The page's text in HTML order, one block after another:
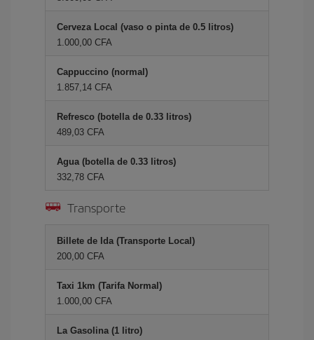
Cerveza Local (vaso o pinta de 0.5 litros)
1.000,00 CFA
Cappuccino (normal)
1.857,14 CFA
Refresco (botella de 0.33 litros)
489,03 CFA
Agua (botella de 0.33 litros)
332,78 CFA
Transporte
Billete de Ida (Transporte Local)
200,00 CFA
Taxi 1km (Tarifa Normal)
1.000,00 CFA
La Gasolina (1 litro)